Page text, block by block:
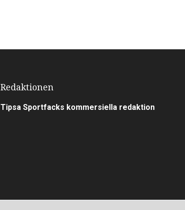
Redaktionen
Tipsa Sportfacks kommersiella redaktion